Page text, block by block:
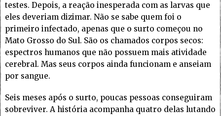
testes. Depois, a reação inesperada com as larvas que
eles deveriam dizimar. Não se sabe quem foi o
primeiro infectado, apenas que o surto começou no
Mato Grosso do Sul. São os chamados corpos secos:
espectros humanos que não possuem mais atividade
cerebral. Mas seus corpos ainda funcionam e anseiam
por sangue.
Seis meses após o surto, poucas pessoas conseguiram
sobreviver. A história acompanha quatro delas lutando